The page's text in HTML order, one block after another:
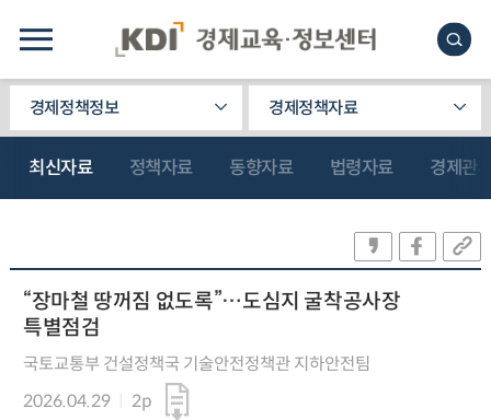
경제정책정보 경제정책자료
최신자료 정책자료 동향자료 법령자료 경제관
“장마철 땅꺼짐 없도록”…도심지 굴착공사장
특별점검
국토교통부 건설정책국 기술안전정책관 지하안전팀
2026.04.29
2p